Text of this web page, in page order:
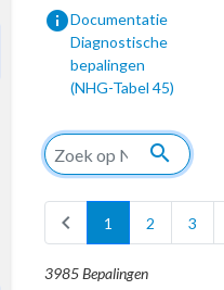
infoDocumentatie
Diagnostische
bepalingen
(NHG-Tabel 45)
search
chevron_left 1 2 3
3985 Bepalingen